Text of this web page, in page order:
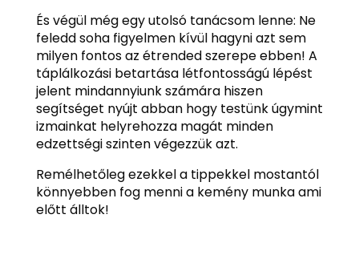
És végül még egy utolsó tanácsom lenne: Ne
feledd soha figyelmen kívül hagyni azt sem
milyen fontos az étrended szerepe ebben! A
táplálkozási betartása létfontosságú lépést
jelent mindannyiunk számára hiszen
segítséget nyújt abban hogy testünk úgymint
izmainkat helyrehozza magát minden
edzettségi szinten végezzük azt.
Remélhetőleg ezekkel a tippekkel mostantól
könnyebben fog menni a kemény munka ami
előtt álltok!